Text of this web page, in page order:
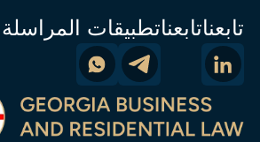
تابعناتابعناتطبيقات المراسلة